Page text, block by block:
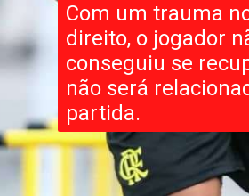
Com um trauma
direito, o jogador
conseguiu se
não será
partida.